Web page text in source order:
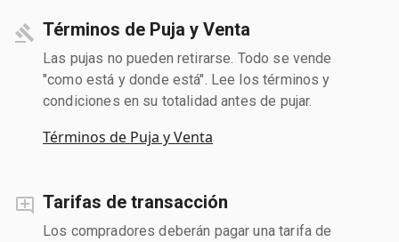
Términos de Puja y Venta
Las pujas no pueden retirarse. Todo se vende
"como está y donde está". Lee los términos y
condiciones en su totalidad antes de pujar.
Términos de Puja y Venta
Tarifas de transacción
Los compradores deberán pagar una tarifa de